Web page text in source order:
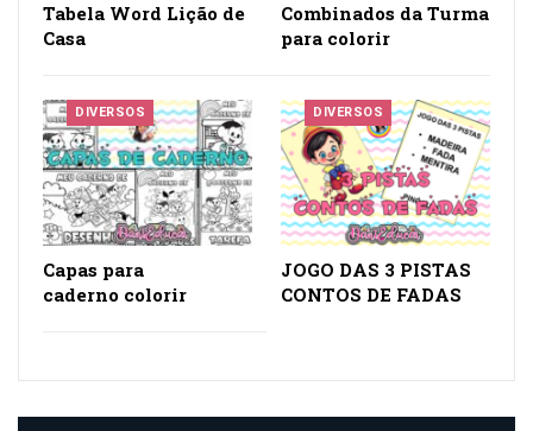
Tabela Word Lição de
Casa
Combinados da Turma
para colorir
DIVERSOS
Capas para
caderno colorir
DIVERSOS
JOGO DAS 3 PISTAS
CONTOS DE FADAS